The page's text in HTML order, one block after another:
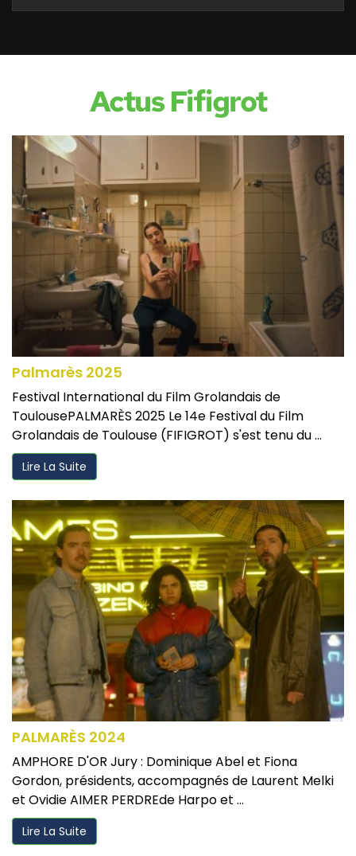
Actus Fifigrot
Palmarès 2025
Festival International du Film Grolandais de
ToulousePALMARÈS 2025 Le 14e Festival du Film
Grolandais de Toulouse (FIFIGROT) s'est tenu du ...
Lire La Suite
PALMARÈS 2024
AMPHORE D'OR Jury : Dominique Abel et Fiona
Gordon, présidents, accompagnés de Laurent Melki
et Ovidie AIMER PERDREde Harpo et ...
Lire La Suite